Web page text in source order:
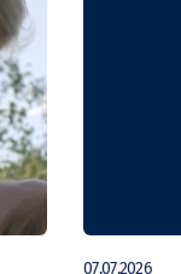
07.07.2026